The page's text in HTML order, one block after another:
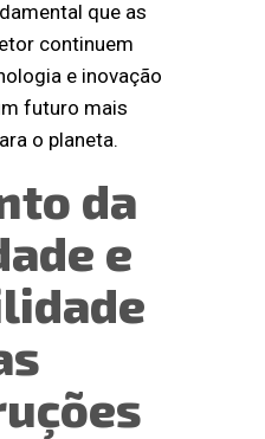
que as
continuem
e inovação
futuro mais
o planeta.
da
e